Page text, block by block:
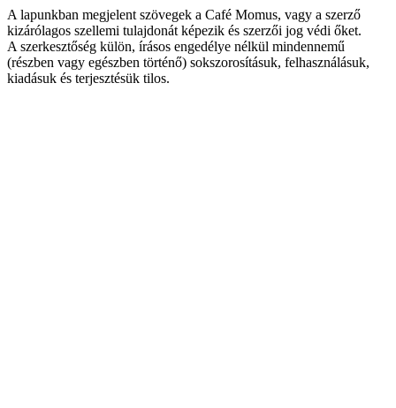
A lapunkban megjelent szövegek a Café Momus, vagy a szerző
kizárólagos szellemi tulajdonát képezik és szerzői jog védi őket.
A szerkesztőség külön, írásos engedélye nélkül mindennemű
(részben vagy egészben történő) sokszorosításuk, felhasználásuk,
kiadásuk és terjesztésük tilos.